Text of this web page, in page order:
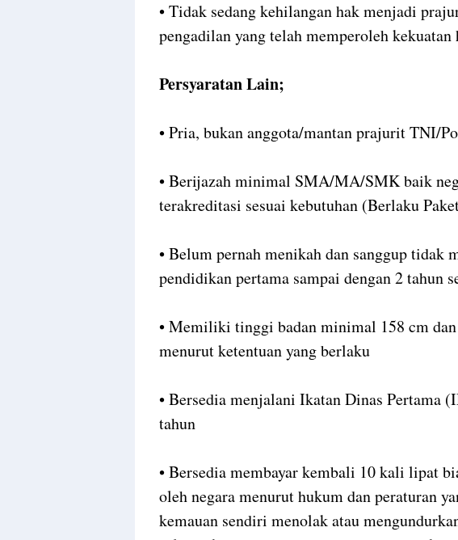
• Tidak sedang kehilangan hak menjadi
pengadilan yang telah memperoleh kekuatan
Persyaratan Lain;
• Pria, bukan anggota/mantan prajurit TNI/
• Berijazah minimal SMA/MA/SMK baik
terakreditasi sesuai kebutuhan (Berlaku
• Belum pernah menikah dan sanggup tidak
pendidikan pertama sampai dengan 2 tahun
• Memiliki tinggi badan minimal 158 cm dan
menurut ketentuan yang berlaku
• Bersedia menjalani Ikatan Dinas Pertama
tahun
• Bersedia membayar kembali 10 kali lipat
oleh negara menurut hukum dan peraturan
kemauan sendiri menolak atau